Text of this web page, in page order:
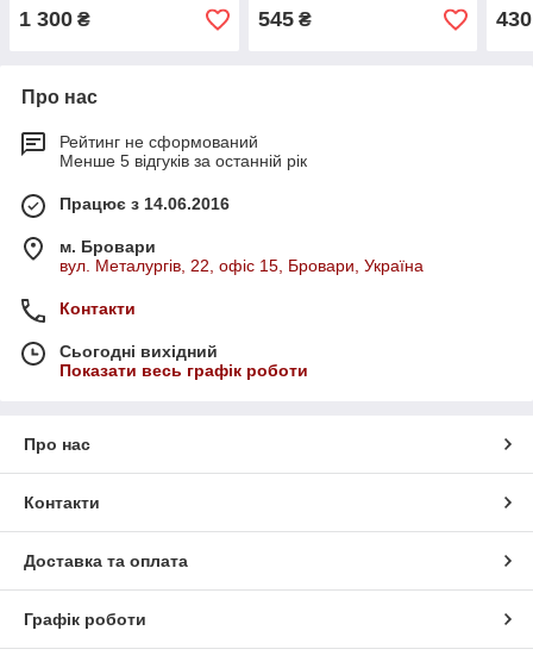
1 300 ₴ 545₴ 430
Про нас
Рейтинг не сформований
Менше 5 відгуків за останній рік
Працює з 14.06.2016
м. Бровари
вул. Металургів, 22, офіс 15, Бровари, Україна
Контакти
Сьогодні вихідний
Показати весь графік роботи
Про нас
Контакти
Доставка та оплата
Графік роботи